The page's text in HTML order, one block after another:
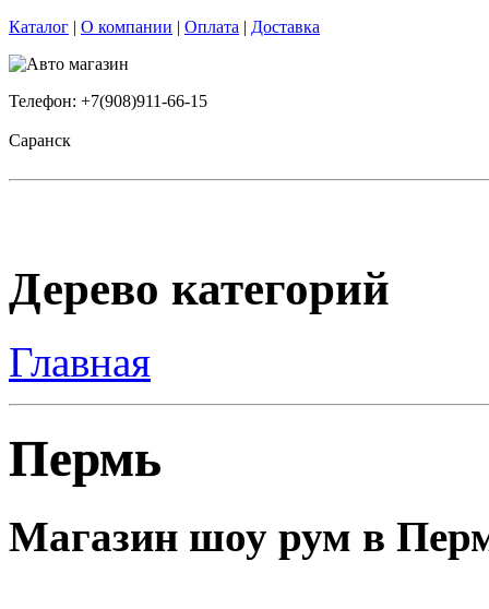
Каталог | О компании | Оплата | Доставка
Телефон: +7(908)911-66-15
Саранск
Дерево категорий
Главная
Пермь
Магазин шоу рум в